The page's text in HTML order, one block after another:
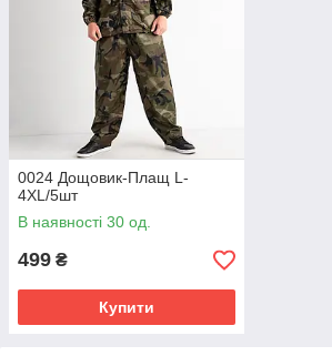
0024 Дощовик-Плащ L-
4XL/5шт
В наявності 30 од.
499 ₴
Купити